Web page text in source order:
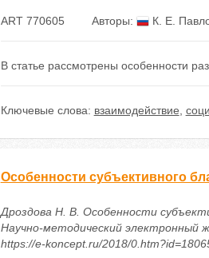
ART 770605 Авторы: К. Е.
В статье рассмотрены особенности
Ключевые слова: взаимодействие
Особенности субъективного
Дроздова Н. В. Особенности
Научно-методический электронный
https://e-koncept.ru/2018/